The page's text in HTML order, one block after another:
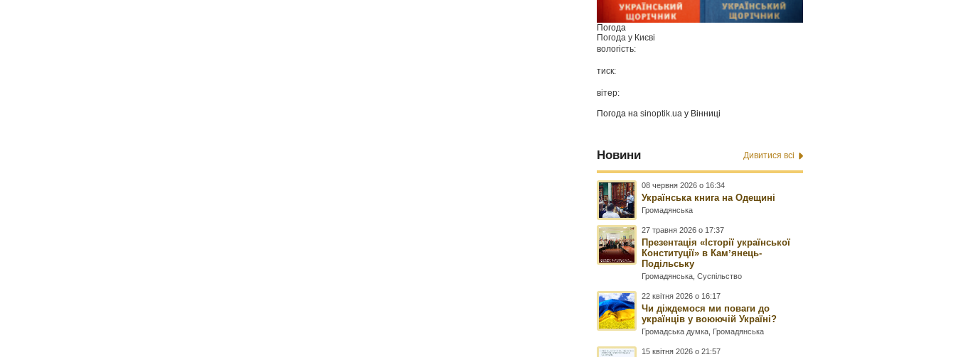
Погода
Погода у Києві
вологість:
тиск:
вітер:
Погода наsinoptik.ua у Вінниці
Новини Дивитися всі
08 червня 2026 о 16:34
Українська книга на Одещині
Громадянська
27 травня 2026 о 17:37
Презентація «Історії української
Конституції» в Камʼянець-
Подільську
Громадянська ,Суспільство
22 квітня 2026 о 16:17
Чи діждемося ми поваги до
українців у воюючій Україні?
Громадська думка Громадянська
15 квітня 2026 о 21:57